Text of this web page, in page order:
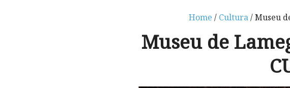
Home / Cultura/ Museu
Museu de